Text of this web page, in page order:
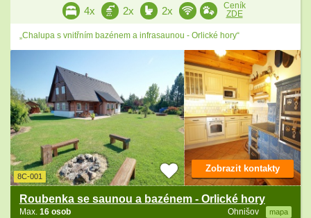
4x 2x 2x
Ceník
ZDE
„Chalupa s vnitřním bazénem a infrasaunou - Orlické hory“
8C-001
Roubenka se saunou a bazénem - Orlické hory
Ohnišov mapa
Max. 16 osob
Zobrazit kontakty